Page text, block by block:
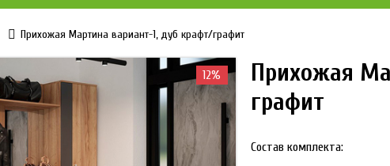
Прихожая Мартина вариант-1, дуб крафт/графит
12%
Прихожая
графит
Состав комплекта: